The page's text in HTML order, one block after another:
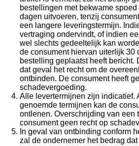
bestellingen met bekwame
dagen uitvoeren, tenzij
een langere leveringstermijn.
vertraging ondervindt, of indien
wel slechts gedeeltelijk kan
de consument hiervan uiterlijk 30
bestelling geplaatst heeft bericht.
dat geval het recht om de
ontbinden. De consument heeft
schadevergoeding.
Alle levertermijnen zijn indicatief.
genoemde termijnen kan de
ontlenen. Overschrijding van een
consument geen recht op
In geval van ontbinding conform
zal de ondernemer het bedrag